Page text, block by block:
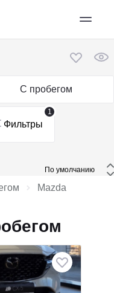
С пробегом
1
Фильтры
Mazda